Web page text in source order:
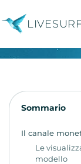
Sommario
Il canale
Le
modello